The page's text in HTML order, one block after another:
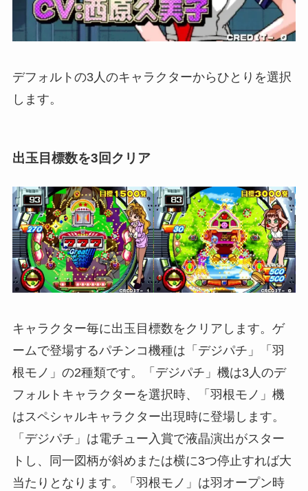
デフォルトの3人のキャラクターからひとりを選択
します。
出玉目標数を3回クリア
キャラクター毎に出玉目標数をクリアします。ゲ
ームで登場するパチンコ機種は「デジパチ」「羽
根モノ」の2種類です。「デジパチ」機は3人のデ
フォルトキャラクターを選択時、「羽根モノ」機
はスペシャルキャラクター出現時に登場します。
「デジパチ」は電チュー入賞で液晶演出がスター
トし、同一図柄が斜めまたは横に3つ停止すれば大
当たりとなります。「羽根モノ」は羽オープン時